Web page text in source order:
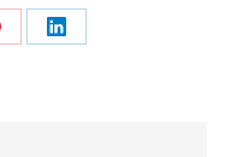
Partager